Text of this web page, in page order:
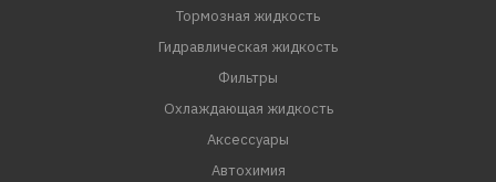
(AWF21, AF40-6, AM6, AW6A-EL), TF-81SC (AF21 и AWF-
21) устанавливаемых на автомобилях Alfa Romeo 159 -
1.9 JTDm; 2.4 JTDm; 3.2 JTS Alfa Romeo Brera - 2.4 JTDm;
Тормозная жидкость
Гидравлическая жидкость
Фильтры
Охлаждающая жидкость
Аксессуары
Автохимия